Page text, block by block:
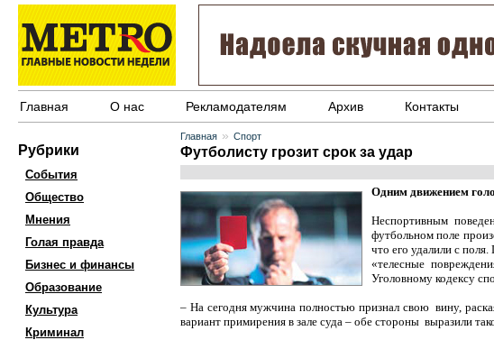
Главная О нас Рекламодателям Архив Контакты
Рубрики
События
Общество
Мнения
Голая правда
Бизнес и финансы
Образование
Культура
Криминал
Главная » Спорт
Футболисту грозит срок за удар
Одним движением
Неспортивным
футбольном поле
что его удалили с
«телесные
Уголовному кодексу
– На сегодня мужчина полностью признал свою вину,
вариант примирения в зале суда – обе стороны выразили